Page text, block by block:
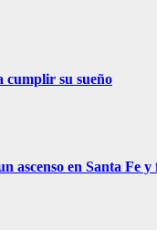
cumplir su sueño
ascenso en Santa Fe y